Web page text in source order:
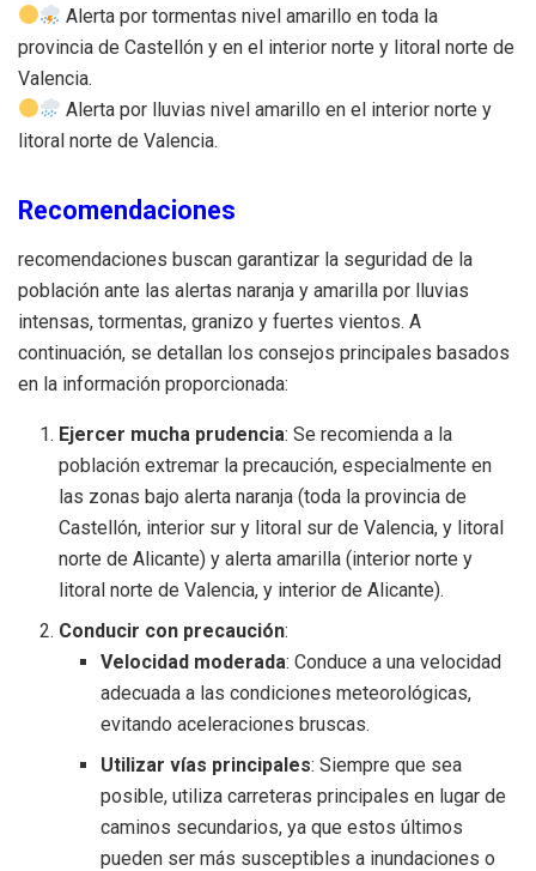
Alerta por tormentas nivel amarillo en toda la
provincia de Castellón y en el interior norte y litoral norte de
Valencia.
Alerta por lluvias nivel amarillo en el interior norte y
litoral norte de Valencia.
Recomendaciones
recomendaciones buscan garantizar la seguridad de la
población ante las alertas naranja y amarilla por lluvias
intensas, tormentas, granizo y fuertes vientos. A
continuación, se detallan los consejos principales basados
en la información proporcionada:
Ejercer mucha prudencia: Se recomienda a la
población extremar la precaución, especialmente en
las zonas bajo alerta naranja (toda la provincia de
Castellón, interior sur y litoral sur de Valencia, y litoral
norte de Alicante) y alerta amarilla (interior norte y
litoral norte de Valencia, y interior de Alicante).
Conducir con precaución:
Velocidad moderada: Conduce a una velocidad
adecuada a las condiciones meteorológicas,
evitando aceleraciones bruscas.
Utilizar vías principales: Siempre que sea
posible, utiliza carreteras principales en lugar de
caminos secundarios, ya que estos últimos
pueden ser más susceptibles a inundaciones o